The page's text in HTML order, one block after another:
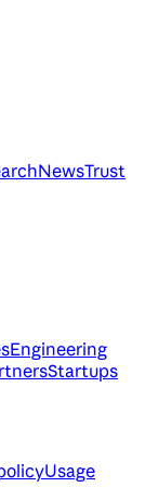
NewsTrust
Engineering
Startups
Usage